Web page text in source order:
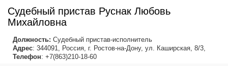
Судебный пристав Руснак Любовь
Михайловна
Должность: Судебный пристав-исполнитель
Адрес: 344091, Россия, г. Ростов-на-Дону, ул. Каширская, 8/3,
Телефон: +7(863)210-18-60